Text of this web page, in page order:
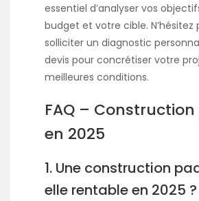
essentiel d’analyser vos
budget et votre cible. N’hésitez
solliciter un diagnostic
devis pour concrétiser votre
meilleures conditions.
FAQ –
en 2025
1. Une construction
elle rentable en 2025 ?